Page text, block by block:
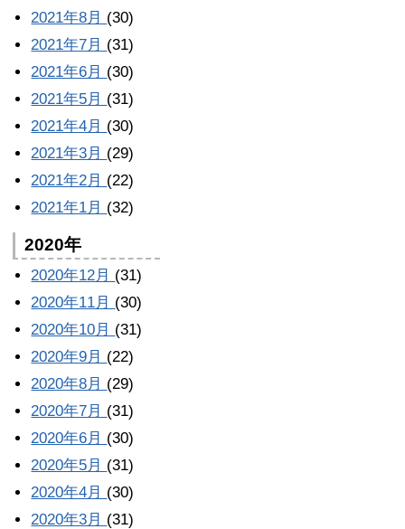
2021年8月 (30)
2021年7月 (31)
2021年6月 (30)
2021年5月 (31)
2021年4月 (30)
2021年3月 (29)
2021年2月 (22)
2021年1月 (32)
2020年
2020年12月 (31)
2020年11月 (30)
2020年10月 (31)
2020年9月 (22)
2020年8月 (29)
2020年7月 (31)
2020年6月 (30)
2020年5月 (31)
2020年4月 (30)
2020年3月 (31)